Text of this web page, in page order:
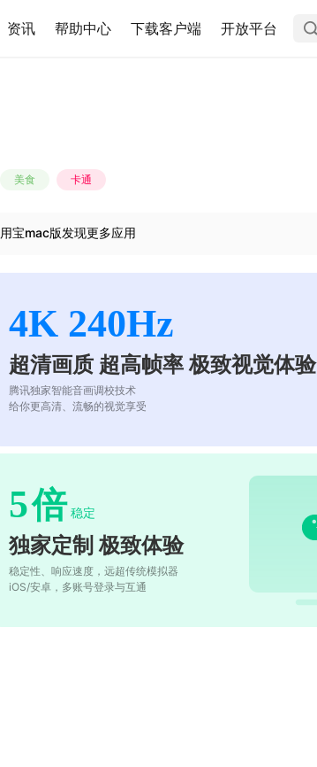
资讯 帮助中心 下载客户端 开放平台
美食 卡通
宝mac版发现更多应用
4K 240Hz
超清画质 超高帧率 极致视觉体验
腾讯独家智能音画调校技术
给你更高清、流畅的视觉享受
5倍 稳定
独家定制 极致体验
稳定性、响应速度，远超传统模拟器
iOS/安卓，多账号登录与互通